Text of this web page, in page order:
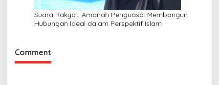
Suara Rakyat, Amanah Penguasa: Membangun
Hubungan Ideal dalam Perspektif Islam
Comment